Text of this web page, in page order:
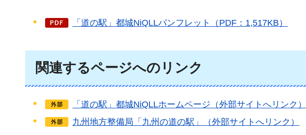
「道の駅」都城NiQLLパンフレット（PDF：1,517KB）
関連するページへのリンク
「道の駅」都城NiQLLホームページ（外部サイトへリンク）
九州地方整備局「九州の道の駅」（外部サイトへリンク）